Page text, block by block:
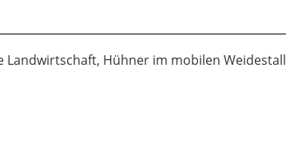
Landwirtschaft, Hühner im mobilen Weidestall